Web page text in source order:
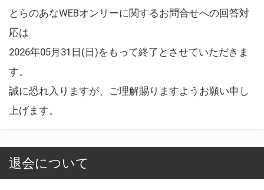
とらのあなWEBオンリーに関するお問合せへの回答対
応は
2026年05月31日(日)をもって終了とさせていただきま
す。
誠に恐れ入りますが、ご理解賜りますようお願い申し
上げます。
退会について